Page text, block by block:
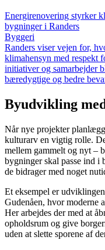
Energirenovering styrker
bygninger i Randers
Byggeri
Randers viser vejen for,
klimahensyn med respekt
initiativer og samarbejder
bæredygtige og bedre
Byudvikling
Når nye projekter
kulturarv en vigtig rolle.
mellem gammelt og nyt –
bygninger skal passe ind i
de bidrager med noget
Et eksempel er
Gudenåen, hvor moderne
Her arbejdes der med at
opholdsrum og give
uden at slette sporene af